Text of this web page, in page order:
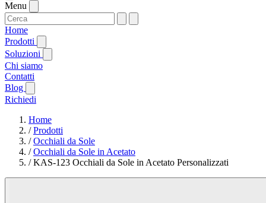
Menu
Home
Prodotti
Soluzioni
Chi siamo
Contatti
Blog
Richiedi
Home
/Prodotti
/Occhiali da Sole
/Occhiali da Sole in Acetato
/KAS-123 Occhiali da Sole in Acetato Personalizzati